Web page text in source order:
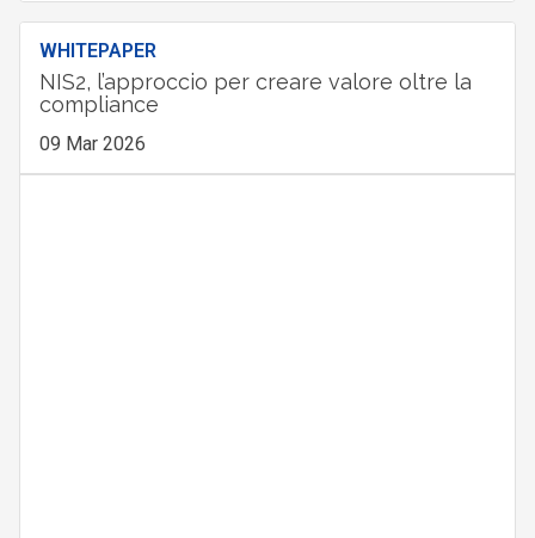
WHITEPAPER
NIS2, l’approccio per creare valore oltre la
compliance
09 Mar 2026